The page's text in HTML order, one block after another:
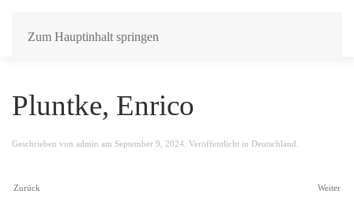
Zum Hauptinhalt springen
Pluntke, Enrico
Geschrieben von admin am September 9, 2024. Veröffentlicht in Deutschland .
Zurück Weiter